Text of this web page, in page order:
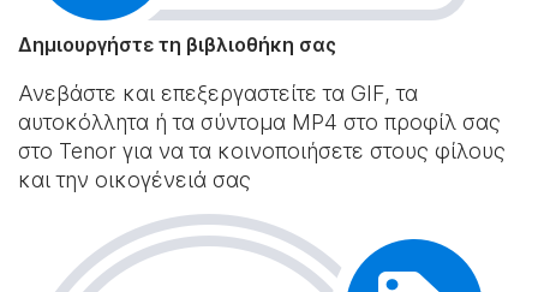
Δημιουργήστε τη βιβλιοθήκη σας
Ανεβάστε και επεξεργαστείτε τα GIF, τα
αυτοκόλλητα ή τα σύντομα MP4 στο προφίλ σας
στο Tenor για να τα κοινοποιήσετε στους φίλους
και την οικογένειά σας